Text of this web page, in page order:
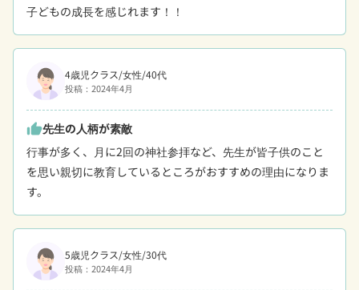
子どもの成長を感じれます！！
4歳児クラス/女性/40代
投稿：2024年4月
thumb_up先生の人柄が素敵
行事が多く、月に2回の神社参拝など、先生が皆子供のこと
を思い親切に教育しているところがおすすめの理由になりま
す。
5歳児クラス/女性/30代
投稿：2024年4月